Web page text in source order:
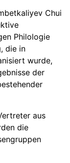
Chui
Philologie
die in
wurde,
der
aus
die